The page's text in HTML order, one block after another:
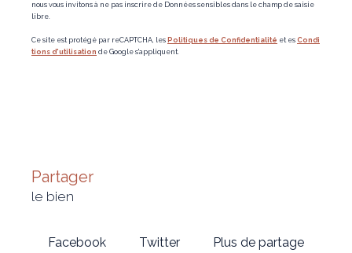
nous vous invitons à ne pas inscrire de Données sensibles dans le champ de saisie
libre.
Ce site est protégé par reCAPTCHA, les Politiques de Confidentialité et es Condi
tions d'utilisation de Google s'appliquent.
partager
le bien
Facebook Twitter Plus de partage